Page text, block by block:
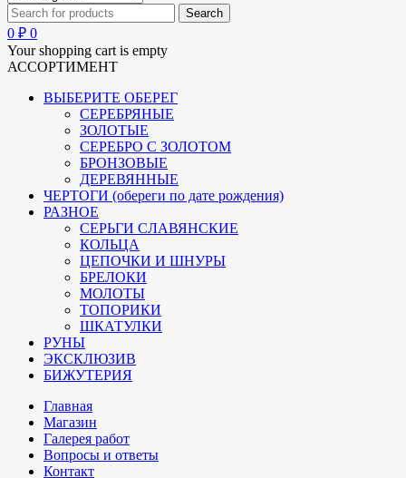
0 ₽ 0
Your shopping cart is empty
АССОРТИМЕНТ
ВЫБЕРИТЕ ОБЕРЕГ
СЕРЕБРЯНЫЕ
ЗОЛОТЫЕ
СЕРЕБРО С ЗОЛОТОМ
БРОНЗОВЫЕ
ДЕРЕВЯННЫЕ
ЧЕРТОГИ (обереги по дате рождения)
РАЗНОЕ
СЕРЬГИ СЛАВЯНСКИЕ
КОЛЬЦА
ЦЕПОЧКИ И ШНУРЫ
БРЕЛОКИ
МОЛОТЫ
ТОПОРИКИ
ШКАТУЛКИ
РУНЫ
ЭКСКЛЮЗИВ
БИЖУТЕРИЯ
Главная
Магазин
Галерея работ
Вопросы и ответы
Контакт